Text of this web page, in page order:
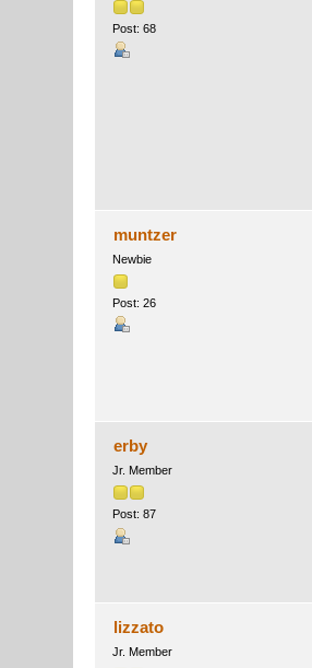
Post: 68
muntzer
Newbie
Post: 26
erby
Jr. Member
Post: 87
lizzato
Jr. Member